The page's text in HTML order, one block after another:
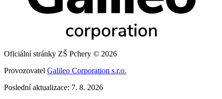
Oficiální stránky ZŠ Pchery © 2026
Provozovatel Galileo Corporation s.r.o.
Poslední aktualizace: 7. 8. 2026